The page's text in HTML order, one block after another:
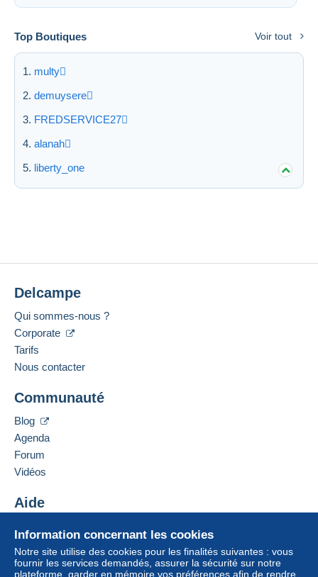
Top Boutiques Voir tout
multy
demuysere
FREDSERVICE27
alanah
liberty_one
Information concernant les cookies
Notre site utilise des cookies pour les finalités suivantes : vous
fournir les services demandés, assurer la sécurité sur notre
plateforme, garder en mémoire vos préférences afin de rendre
Delcampe
Qui sommes-nous ?
Corporate
Tarifs
Nous contacter
Communauté
Blog
Agenda
Forum
Vidéos
Aide
Acheter sur Delcampe
Vendre sur Delcampe